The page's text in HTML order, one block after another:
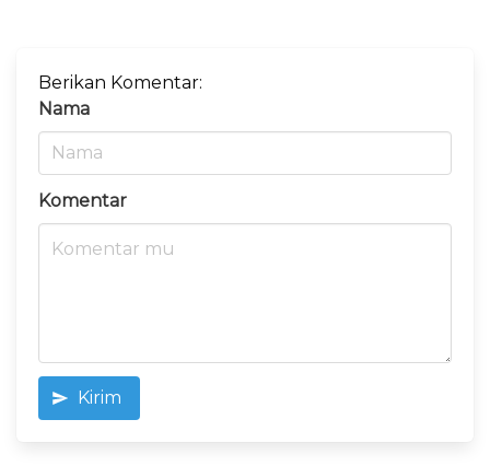
Berikan Komentar:
Nama
Komentar
Kirim